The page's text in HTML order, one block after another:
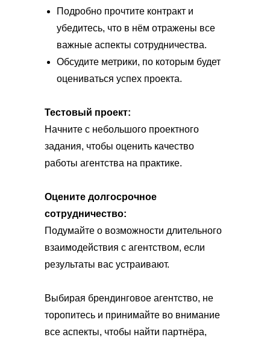
Подробно прочтите контракт и
убедитесь, что в нём отражены все
важные аспекты сотрудничества.
Обсудите метрики, по которым будет
оцениваться успех проекта.
Тестовый проект:
Начните с небольшого проектного
задания, чтобы оценить качество
работы агентства на практике.
Оцените долгосрочное
сотрудничество:
Подумайте о возможности длительного
взаимодействия с агентством, если
результаты вас устраивают.
Выбирая брендинговое агентство, не
торопитесь и принимайте во внимание
все аспекты, чтобы найти партнёра,